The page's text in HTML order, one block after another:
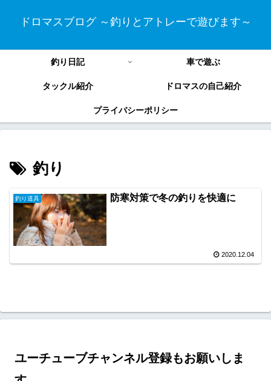
ドロマスブログ ～釣りとアトレーで遊びます～
釣り日記 車で遊ぶ
タックル紹介 ドロマスの自己紹介
プライバシーポリシー
釣り
釣り道具 防寒対策で冬の釣りを快適に
2020.12.04
ユーチューブチャンネル登録もお願いしま